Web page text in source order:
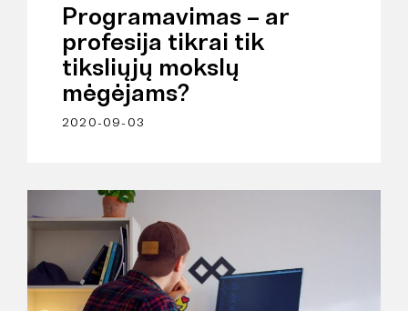
Programavimas – ar
profesija tikrai tik
tiksliųjų mokslų
mėgėjams?
2020-09-03